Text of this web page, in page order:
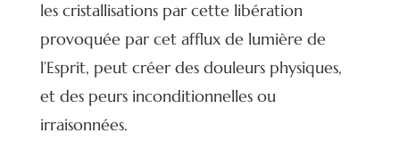
les cristallisations par cette libération
provoquée par cet afflux de lumière de
l’Esprit, peut créer des douleurs physiques,
et des peurs inconditionnelles ou
irraisonnées.